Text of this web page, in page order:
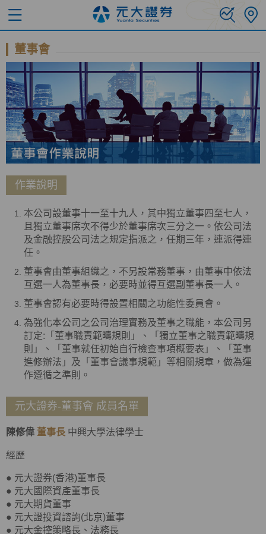
董事會
作業說明
本公司設董事十一至十九人，其中獨立董事四至七人，
且獨立董事席次不得少於董事席次三分之一。依公司法
及金融控股公司法之規定指派之，任期三年，連派得連
任。
董事會由董事組織之，不另設常務董事，由董事中依法
互選一人為董事長，必要時並得互選副董事長一人。
董事會認有必要時得設置相關之功能性委員會。
為強化本公司之公司治理實務及董事之職能，本公司另
訂定:「董事職責範疇規則」、「獨立董事之職責範疇規
則」、「董事就任初始自行檢查事項概要表」、「董事
進修辦法」及「董事會議事規範」等相關規章，做為運
作遵循之準則。
元大證券-董事會 成員名單
陳修偉 董事長 中興大學法律學士
經歷
● 元大證券(香港)董事長
● 元大國際資產董事長
● 元大期貨董事
● 元大證投資諮詢(北京)董事
● 元大金控策略長、法務長